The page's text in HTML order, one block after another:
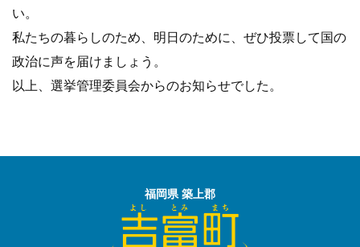
い。
私たちの暮らしのため、明日のために、ぜひ投票して国の
政治に声を届けましょう。
以上、選挙管理委員会からのお知らせでした。
福岡県 築上郡